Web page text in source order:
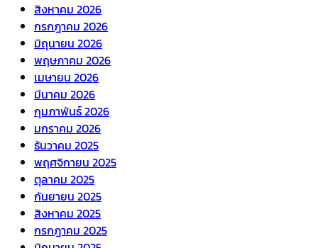
สิงหาคม 2026
กรกฎาคม 2026
มิถุนายน 2026
พฤษภาคม 2026
เมษายน 2026
มีนาคม 2026
กุมภาพันธ์ 2026
มกราคม 2026
ธันวาคม 2025
พฤศจิกายน 2025
ตุลาคม 2025
กันยายน 2025
สิงหาคม 2025
กรกฎาคม 2025